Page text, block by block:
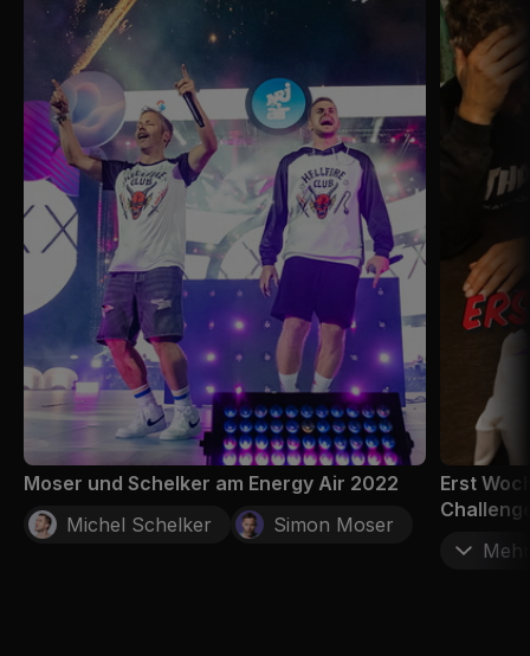
Moser und Schelker am Energy Air 2022
Michel Schelker
Simon Moser
Erst